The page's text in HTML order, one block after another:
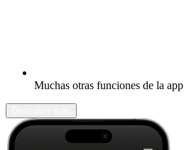
Muchas otras funciones de la app